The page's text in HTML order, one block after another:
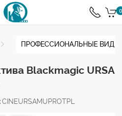
0
ПРОФЕССИОНАЛЬНЫЕ
Blackmagic URSA
CINEURSAMUPROTPL